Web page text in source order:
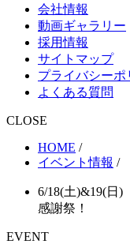
会社情報
動画ギャラリー
採用情報
サイトマップ
プライバシーポ
よくある質問
CLOSE
HOME /
イベント情報 /
6/18(土)&19(日
感謝祭！
EVENT